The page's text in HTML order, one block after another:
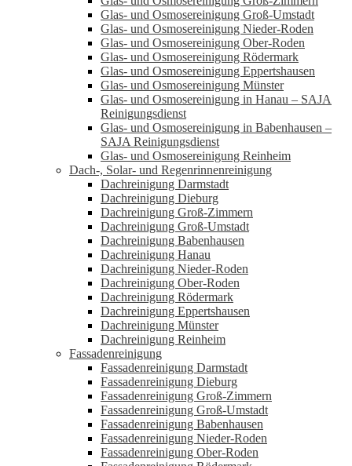
Glas- und Osmosereinigung Groß-Umstadt
Glas- und Osmosereinigung Nieder-Roden
Glas- und Osmosereinigung Ober-Roden
Glas- und Osmosereinigung Rödermark
Glas- und Osmosereinigung Eppertshausen
Glas- und Osmosereinigung Münster
Glas- und Osmosereinigung in Hanau – SAJA
Reinigungsdienst
Glas- und Osmosereinigung in Babenhausen –
SAJA Reinigungsdienst
Glas- und Osmosereinigung Reinheim
Dach-, Solar- und Regenrinnenreinigung
Dachreinigung Darmstadt
Dachreinigung Dieburg
Dachreinigung Groß-Zimmern
Dachreinigung Groß-Umstadt
Dachreinigung Babenhausen
Dachreinigung Hanau
Dachreinigung Nieder-Roden
Dachreinigung Ober-Roden
Dachreinigung Rödermark
Dachreinigung Eppertshausen
Dachreinigung Münster
Dachreinigung Reinheim
Fassadenreinigung
Fassadenreinigung Darmstadt
Fassadenreinigung Dieburg
Fassadenreinigung Groß-Zimmern
Fassadenreinigung Groß-Umstadt
Fassadenreinigung Babenhausen
Fassadenreinigung Nieder-Roden
Fassadenreinigung Ober-Roden